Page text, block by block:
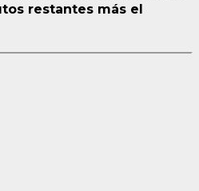
restantes más el